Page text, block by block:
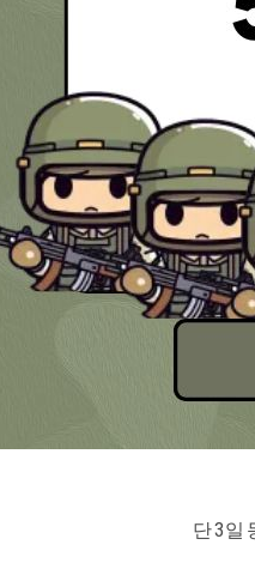
단 3일